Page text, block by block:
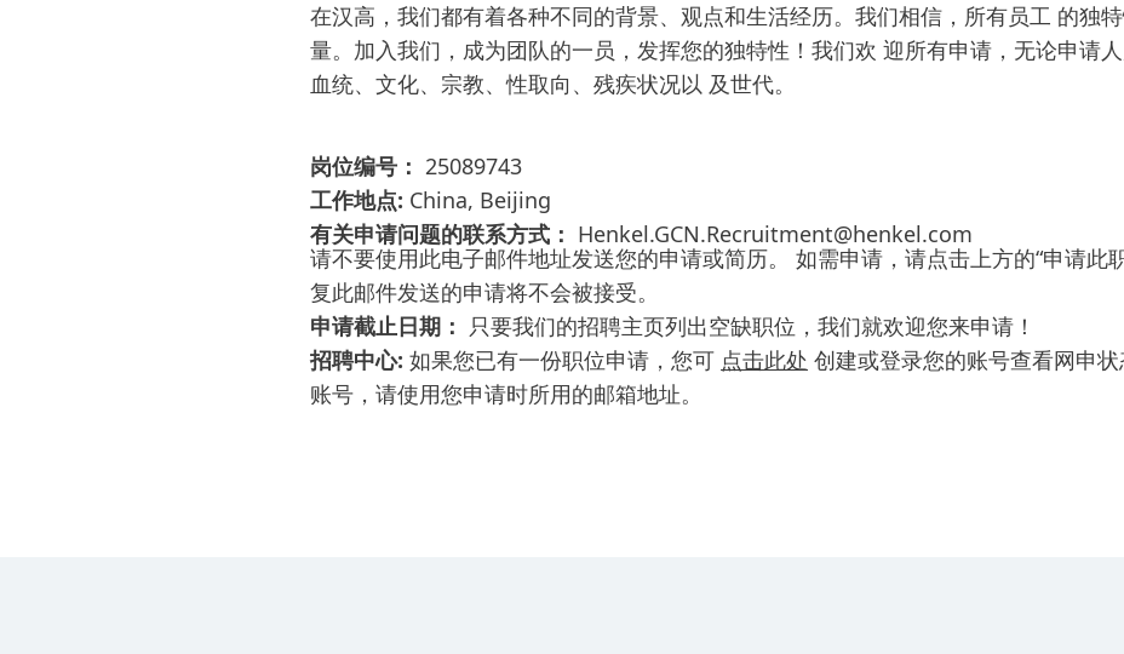
在汉高，我们都有着各种不同的背景、观点和生活经历。我们相信，所有员工 的独
量。加入我们，成为团队的一员，发挥您的独特性！我们欢 迎所有申请，无论申请人
血统、文化、宗教、性取向、残疾状况以 及世代。
岗位编号： 25089743
工作地点: China, Beijing
有关申请问题的联系方式： Henkel.GCN.Recruitment@henkel.com
请不要使用此电子邮件地址发送您的申请或简历。 如需申请，请点击上方的“申请此
复此邮件发送的申请将不会被接受。
申请截止日期： 只要我们的招聘主页列出空缺职位，我们就欢迎您来申请！
招聘中心: 如果您已有一份职位申请，您可 点击此处 创建或登录您的账号查看网申
账号，请使用您申请时所用的邮箱地址。